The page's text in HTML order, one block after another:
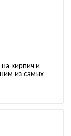
кирпич и
из самых